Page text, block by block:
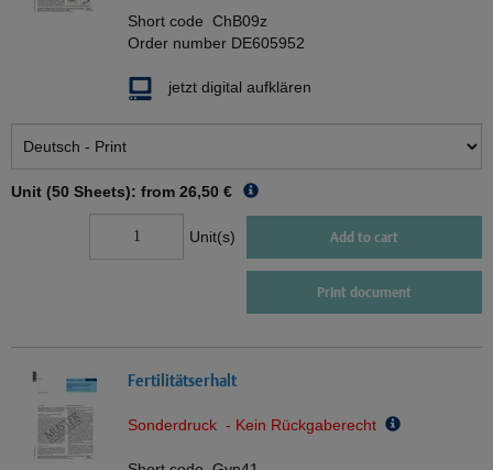
Short code ChB09z
Order number DE605952
jetzt digital aufklären
Unit (50 Sheets): from 26,50 €
Unit(s) Add to cart
Print document
Fertilitätserhalt
Sonderdruck - Kein Rückgaberecht